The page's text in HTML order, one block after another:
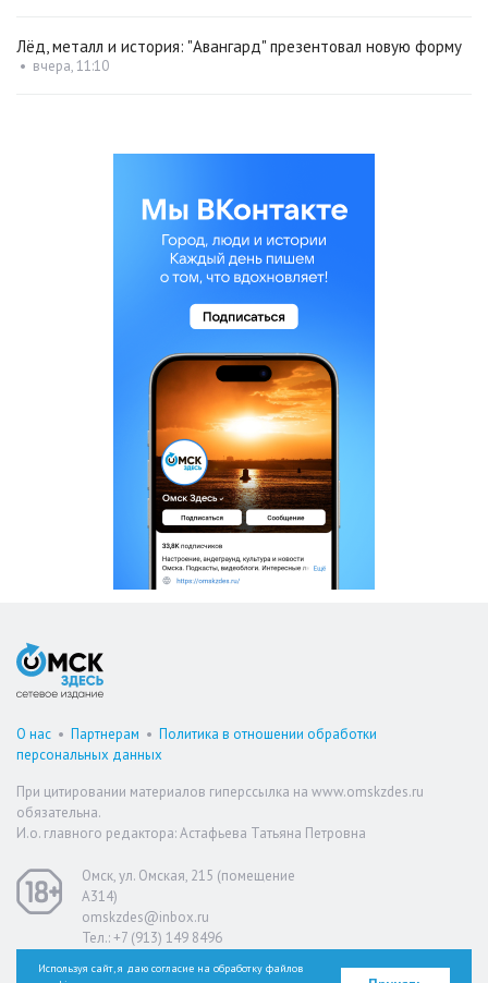
Лёд, металл и история: "Авангард" презентовал новую форму
• вчера, 11:10
О нас • Партнерам • Политика в отношении обработки
персональных данных
При цитировании материалов гиперссылка на www.omskzdes.ru
обязательна.
И.о. главного редактора: Астафьева Татьяна Петровна
Омск, ул. Омская, 215 (помещение
А314)
omskzdes@inbox.ru
Тел.: +7 (913) 149 8496
Используя сайт, я даю согласие на обработку файлов